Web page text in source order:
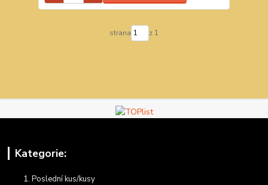
strana z 1
Kategorie:
Poslední kus/kusy